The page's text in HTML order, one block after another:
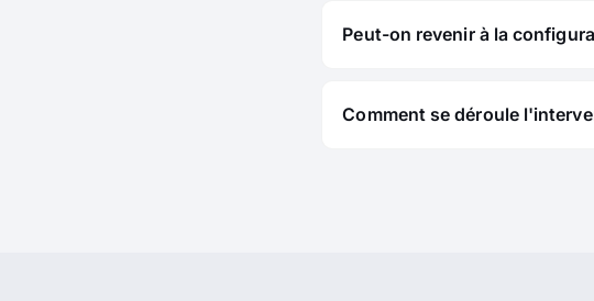
Peut-on revenir à la
Comment se déroule